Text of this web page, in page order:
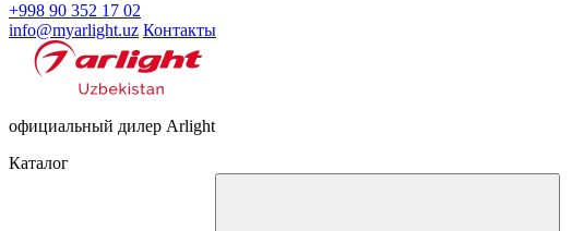
+998 90 352 17 02
info@myarlight.uz Контакты
официальный дилер Arlight
Каталог